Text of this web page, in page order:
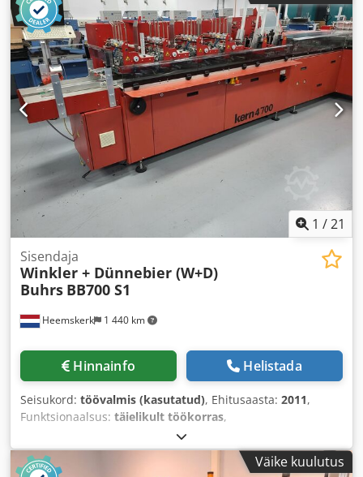
1 /21
Heemskerk 1 440 km
Sisendaja
Winkler + Dünnebier (W+D)
Buhrs BB700 S1
Hinnainfo Helistada
Seisukord: töövalmis (kasutatud), Ehitusaasta: 2011,
Funktsionaalsus: täielikult töökorras,
Väike kuulutus